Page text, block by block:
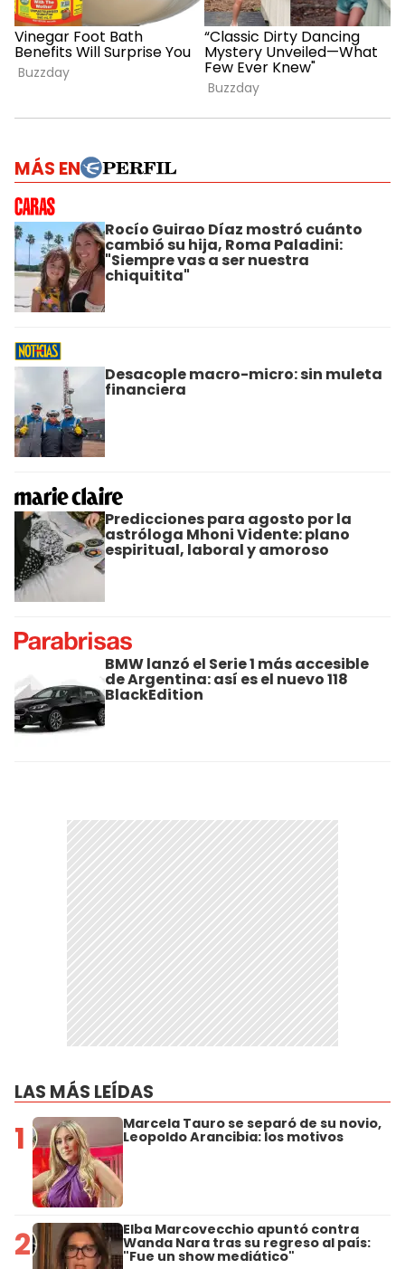
MÁS EN
Rocío Guirao Díaz mostró cuánto
cambió su hija, Roma Paladini:
"Siempre vas a ser nuestra
chiquitita"
Desacople macro-micro: sin muleta
financiera
Predicciones para agosto por la
astróloga Mhoni Vidente: plano
espiritual, laboral y amoroso
BMW lanzó el Serie 1 más accesible
de Argentina: así es el nuevo 118
BlackEdition
LAS MÁS LEÍDAS
1 Marcela Tauro se separó de su novio,
Leopoldo Arancibia: los motivos
2 Elba Marcovecchio apuntó contra
Wanda Nara tras su regreso al país:
"Fue un show mediático"